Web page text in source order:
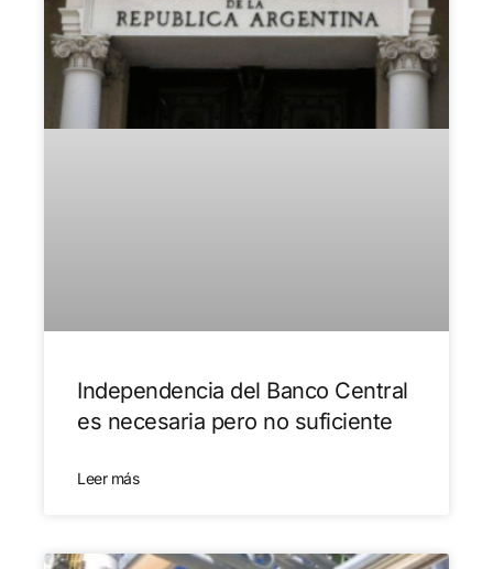
Independencia del Banco Central
es necesaria pero no suficiente
Leer más